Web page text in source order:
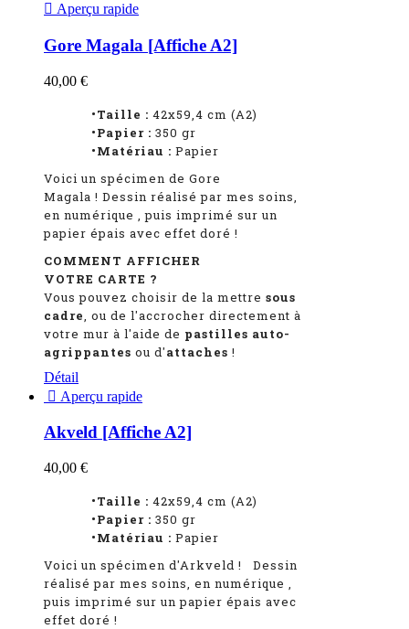
 Aperçu rapide
Gore Magala [Affiche A2]
40,00 €
•Taille : 42x59,4 cm (A2)
•Papier : 350 gr
•Matériau : Papier
Voici un spécimen de Gore
Magala ! Dessin réalisé par mes soins,
en numérique
, puis imprimé sur un
papier épais avec effet doré !
COMMENT AFFICHER
VOTRE CARTE ?
Vous pouvez choisir de la mettre sous
cadre , ou de l'accrocher directement à
votre mur à l'aide de pastilles auto-
agrippantes ou d'attaches !
Détail
 Aperçu rapide
Akveld [Affiche A2]
40,00 €
•Taille : 42x59,4 cm (A2)
•Papier : 350 gr
•Matériau : Papier
Voici un spécimen d'Arkveld !
Dessin
réalisé par mes soins, en numérique ,
puis imprimé sur un papier épais avec
effet doré !